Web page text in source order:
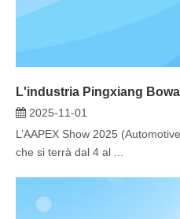
2025-11-01
L’AAPEX Show 2025
che si terrà dal 4 al ...